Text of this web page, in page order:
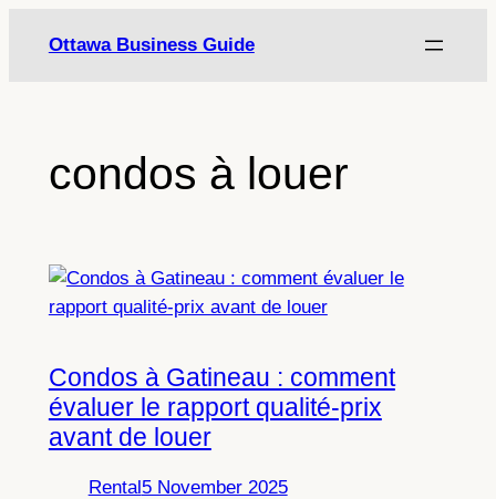
Ottawa Business Guide
condos à louer
Condos à Gatineau : comment
évaluer le rapport qualité-prix
avant de louer
Rental5 November 2025